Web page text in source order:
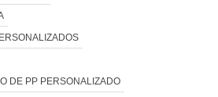
DE PP PERSONALIZADO